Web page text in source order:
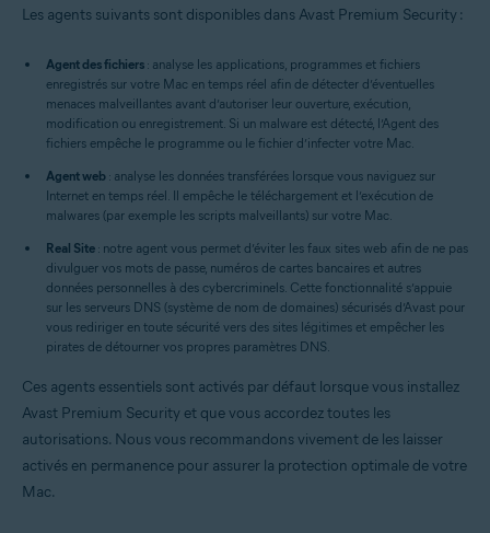
Les agents suivants sont disponibles dans Avast Premium Security :
Agent des fichiers : analyse les applications, programmes et fichiers
enregistrés sur votre Mac en temps réel afin de détecter d’éventuelles
menaces malveillantes avant d’autoriser leur ouverture, exécution,
modification ou enregistrement. Si un malware est détecté, l’Agent des
fichiers empêche le programme ou le fichier d’infecter votre Mac.
Agent web : analyse les données transférées lorsque vous naviguez sur
Internet en temps réel. Il empêche le téléchargement et l’exécution de
malwares (par exemple les scripts malveillants) sur votre Mac.
Real Site : notre agent vous permet d’éviter les faux sites web afin de ne pas
divulguer vos mots de passe, numéros de cartes bancaires et autres
données personnelles à des cybercriminels. Cette fonctionnalité s’appuie
sur les serveurs DNS (système de nom de domaines) sécurisés d’Avast pour
vous rediriger en toute sécurité vers des sites légitimes et empêcher les
pirates de détourner vos propres paramètres DNS.
Ces agents essentiels sont activés par défaut lorsque vous installez
Avast Premium Security et que vous accordez toutes les
autorisations. Nous vous recommandons vivement de les laisser
activés en permanence pour assurer la protection optimale de votre
Mac.